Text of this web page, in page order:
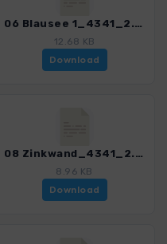
06 Blausee 1_4341_2.gpx
12.68 KB
Download
08 Zinkwand_4341_2.gpx
8.96 KB
Download